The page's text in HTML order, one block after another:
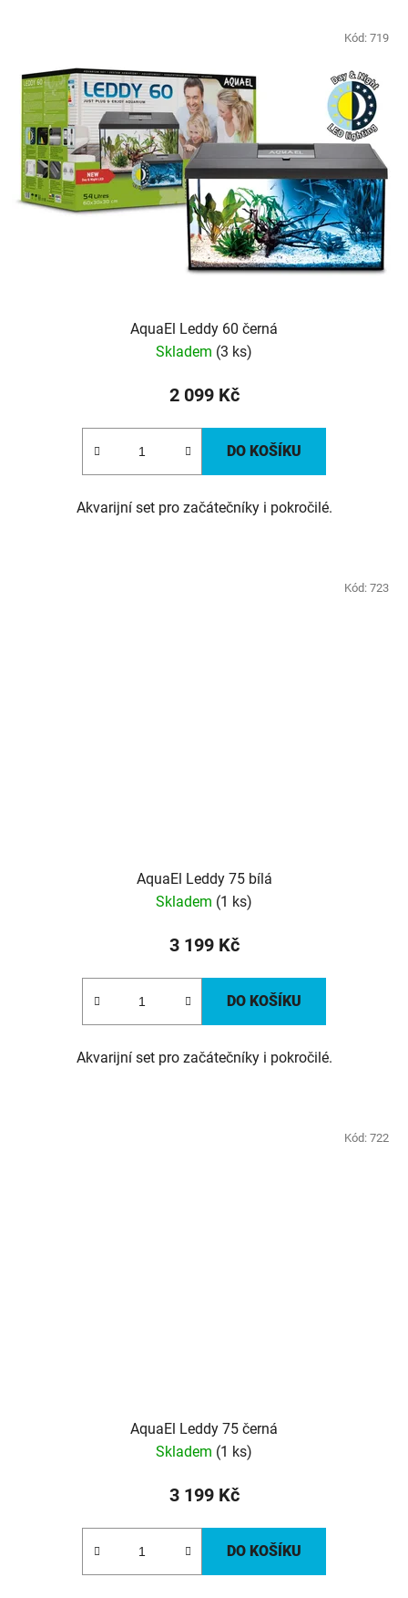
AquaEl Leddy 60 černá
Skladem (3 ks)
2 099 Kč
DO KOŠÍKU
Akvarijní set pro začátečníky i pokročilé.
Kód: 719
AquaEl Leddy 75 bílá
Skladem (1 ks)
3 199 Kč
DO KOŠÍKU
Akvarijní set pro začátečníky i pokročilé.
Kód: 723
AquaEl Leddy 75 černá
Skladem (1 ks)
3 199 Kč
DO KOŠÍKU
Kód: 722